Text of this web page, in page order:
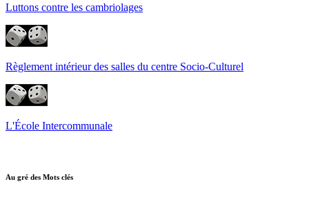
Luttons contre les cambriolages
Règlement intérieur des salles du centre Socio-Culturel
L'École Intercommunale
Au gré des Mots clés